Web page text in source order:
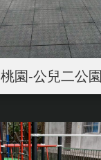
桃園-公兒二公園